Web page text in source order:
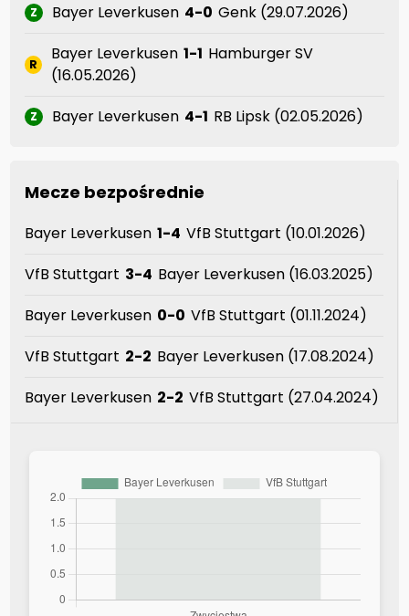
Z Bayer Leverkusen 4-0 Genk (29.07.2026)
R
Bayer Leverkusen 1-1 Hamburger SV
(16.05.2026)
Z Bayer Leverkusen 4-1 RB Lipsk (02.05.2026)
Mecze bezpośrednie
Bayer Leverkusen 1-4 VfB Stuttgart (10.01.2026)
VfB Stuttgart 3-4 Bayer Leverkusen (16.03.2025)
Bayer Leverkusen 0-0 VfB Stuttgart (01.11.2024)
VfB Stuttgart 2-2 Bayer Leverkusen (17.08.2024)
Bayer Leverkusen 2-2 VfB Stuttgart (27.04.2024)